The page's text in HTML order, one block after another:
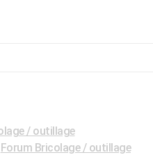
/ outillage
Forum Bricolage / outillage